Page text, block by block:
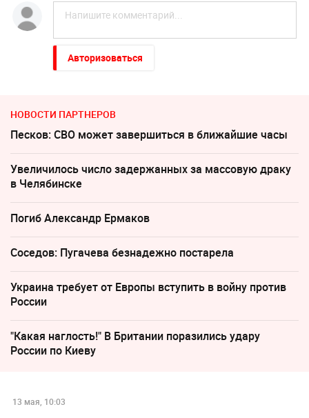
Авторизоваться
НОВОСТИ ПАРТНЕРОВ
Песков: СВО может завершиться в ближайшие часы
Увеличилось число задержанных за массовую драку
в Челябинске
Погиб Александр Ермаков
Соседов: Пугачева безнадежно постарела
Украина требует от Европы вступить в войну против
России
"Какая наглость!" В Британии поразились удару
России по Киеву
13 мая, 10:03